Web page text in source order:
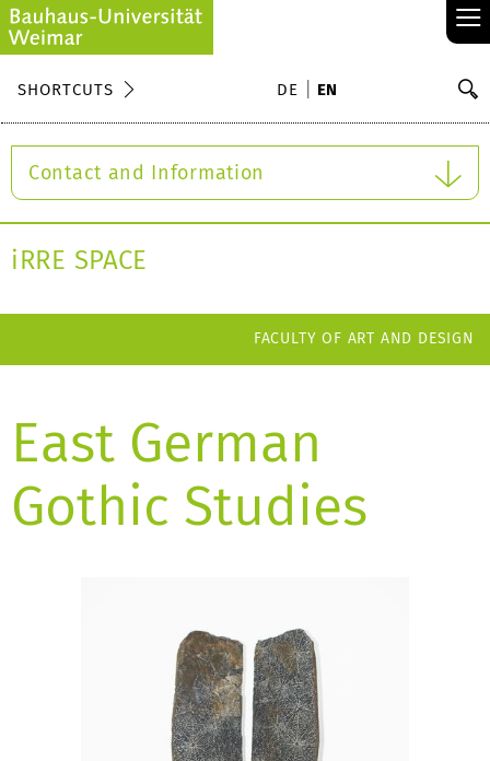
≡
SHORTCUTS DE EN
Contact and Information
iRRE SPACE
FACULTY OF ART AND DESIGN
East German
Gothic Studies